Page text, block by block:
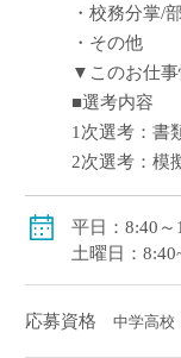
・校務分掌/
・その他
▼このお仕事
■選考内容
1次選考：書
2次選考：模
平日：8:40～
土曜日：
応募資格 中学高校